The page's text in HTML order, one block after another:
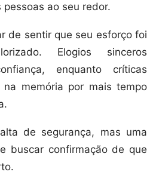
ao seu redor.
de sentir que seu esforço foi
Elogios sinceros
enquanto críticas
na memória por mais tempo
de segurança, mas uma
buscar confirmação de que